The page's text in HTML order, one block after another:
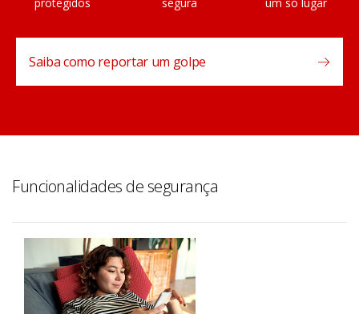
Saiba como reportar um golpe
Funcionalidades de segurança